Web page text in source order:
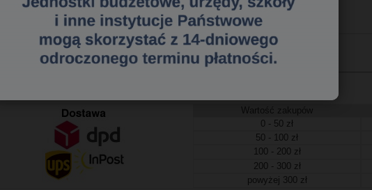
dostawa
dostawa (Kurier - Przelew bankowy) już od 300,00 zł.
Wartość zakupów
0 - 50 zł
50 - 100 zł
100 - 200 zł
200 - 300 zł
powyżej 300 zł